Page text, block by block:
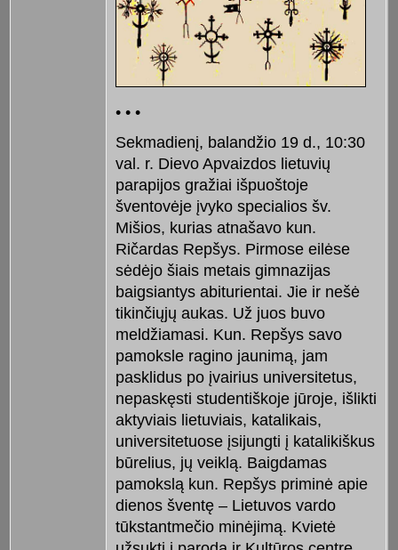
• • •
Sekmadienį, balandžio 19 d., 10:30
val. r. Dievo Apvaizdos lietuvių
parapijos gražiai išpuoštoje
šventovėje įvyko specialios šv.
Mišios, kurias atnašavo kun.
Ričardas Repšys. Pirmose eilėse
sėdėjo šiais metais gimnazijas
baigsiantys abiturientai. Jie ir nešė
tikinčiųjų aukas. Už juos buvo
meldžiamasi. Kun. Repšys savo
pamoksle ragino jaunimą, jam
pasklidus po įvairius universitetus,
nepaskęsti studentiškoje jūroje, išlikti
aktyviais lietuviais, katalikais,
universitetuose įsijungti į katalikiškus
būrelius, jų veiklą. Baigdamas
pamokslą kun. Repšys priminė apie
dienos šventę – Lietuvos vardo
tūkstantmečio minėjimą. Kvietė